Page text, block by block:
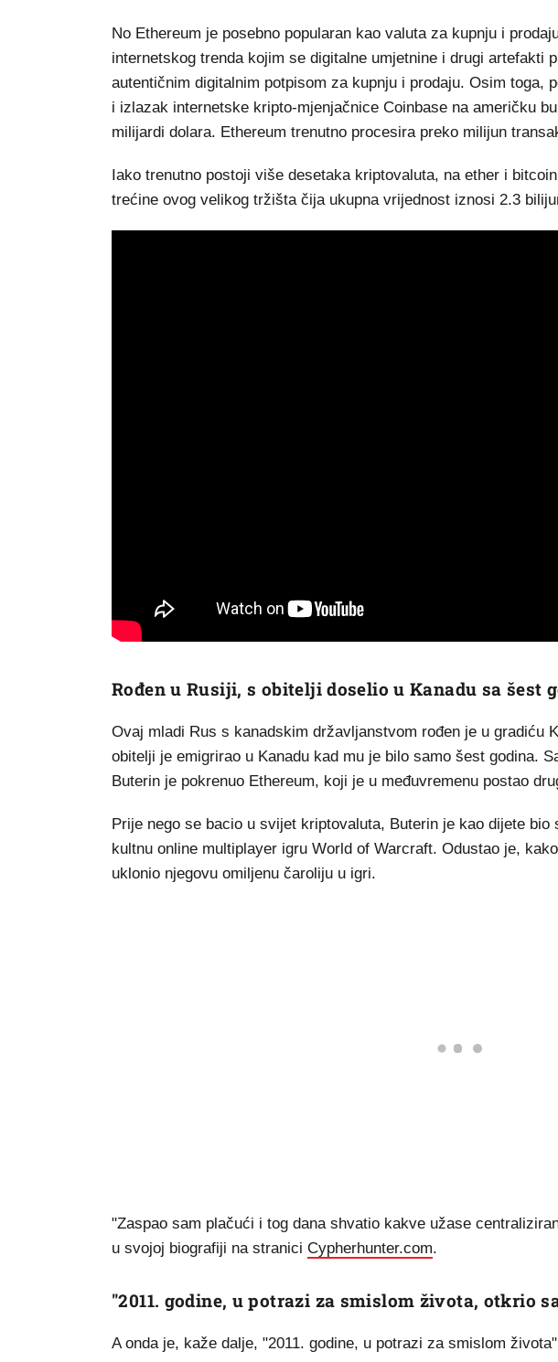
No Ethereum je posebno popularan kao valuta za kupnju i
internetskog trenda kojim se digitalne umjetnine i drugi artefakti
autentičnim digitalnim potpisom za kupnju i prodaju. Osim toga,
i izlazak internetske kripto-mjenjačnice Coinbase na američku
milijardi dolara. Ethereum trenutno procesira preko milijun
Iako trenutno postoji više desetaka kriptovaluta, na ether i
trećine ovog velikog tržišta čija ukupna vrijednost iznosi 2.3
Rođen u Rusiji, s obitelji doselio u Kanadu sa šest
Ovaj mladi Rus s kanadskim državljanstvom rođen je u gradiću
obitelji je emigrirao u Kanadu kad mu je bilo samo šest godina.
Buterin je pokrenuo Ethereum, koji je u međuvremenu postao
Prije nego se bacio u svijet kriptovaluta, Buterin je kao dijete bio
kultnu online multiplayer igru World of Warcraft. Odustao je,
uklonio njegovu omiljenu čaroliju u igri.
"Zaspao sam plačući i tog dana shvatio kakve užase
u svojoj biografiji na stranici Cypherhunter.com.
"2011. godine, u potrazi za smislom života, otkrio
A onda je, kaže dalje, "2011. godine, u potrazi za smislom